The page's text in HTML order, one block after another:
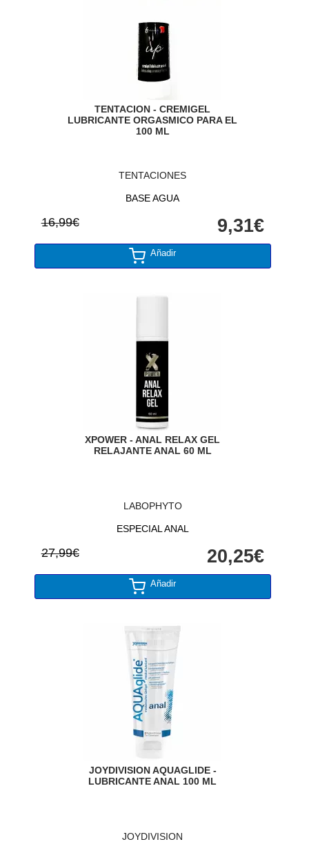
TENTACION - CREMIGEL
LUBRICANTE ORGASMICO PARA EL
100 ML
TENTACIONES
BASE AGUA
16,99€ 9,31€
Añadir
XPOWER - ANAL RELAX GEL
RELAJANTE ANAL 60 ML
LABOPHYTO
ESPECIAL ANAL
27,99€ 20,25€
Añadir
JOYDIVISION AQUAGLIDE -
LUBRICANTE ANAL 100 ML
JOYDIVISION